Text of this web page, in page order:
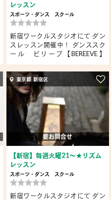
レッスン
スポーツ・ダンス スクール
新宿ワークルスタジオにて ダン
スレッスン開催中！ ダンススク
ール ビリーブ【BEREEVE】
東京都 新宿区
要お問合せ
【新宿】毎週火曜21～★リズム
レッスン
スポーツ・ダンス スクール
新宿ワークルスタジオにて ダン